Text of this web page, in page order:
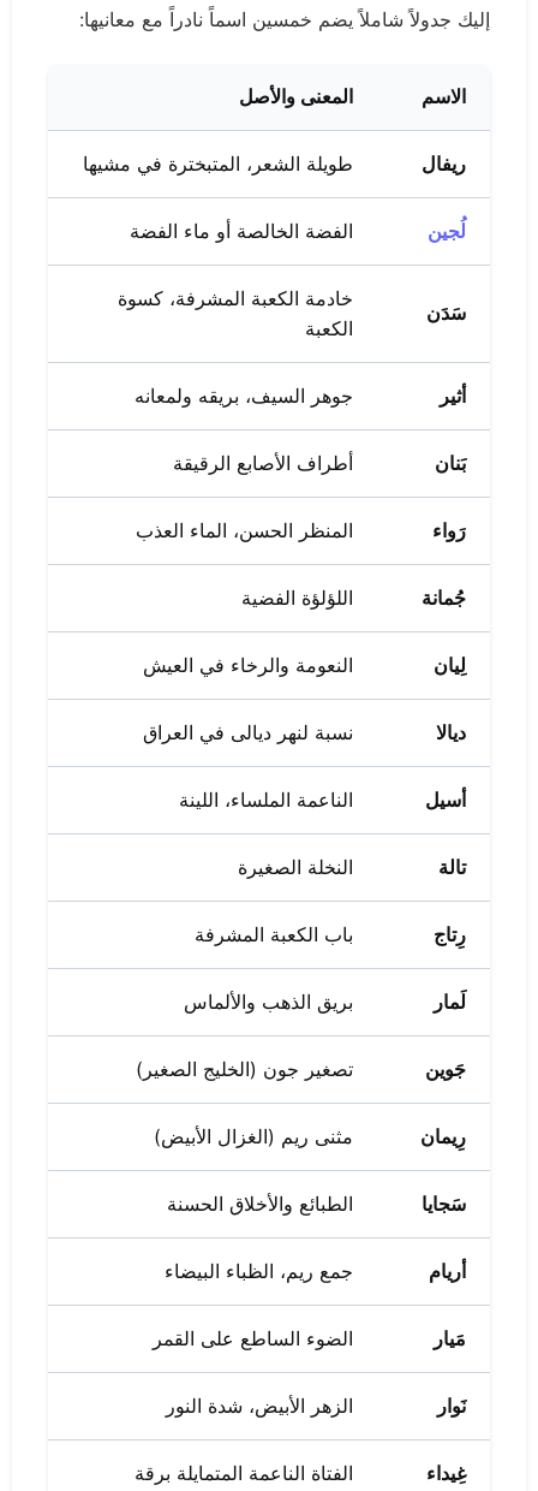
إليك جدولاً شاملاً يضم خمسين اسماً نادراً مع معانيها:
الاسم المعنى والأصل
ريفال طويلة الشعر، المتبخترة في مشيها
لُجين الفضة الخالصة أو ماء الفضة
سَدَن
خادمة الكعبة المشرفة، كسوة
الكعبة
أثير جوهر السيف، بريقه ولمعانه
بَنان أطراف الأصابع الرقيقة
رَواء المنظر الحسن، الماء العذب
جُمانة اللؤلؤة الفضية
لِيان النعومة والرخاء في العيش
ديالا نسبة لنهر ديالى في العراق
أسيل الناعمة الملساء، اللينة
تالة النخلة الصغيرة
رِتاج باب الكعبة المشرفة
لَمار بريق الذهب والألماس
جَوين تصغير جون (الخليج الصغير)
رِيمان مثنى ريم (الغزال الأبيض)
سَجايا الطبائع والأخلاق الحسنة
أريام جمع ريم، الظباء البيضاء
مَيار الضوء الساطع على القمر
نَوار الزهر الأبيض، شدة النور
غِيداء الفتاة الناعمة المتمايلة برقة